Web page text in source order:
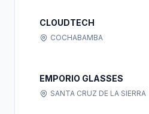
CLOUDTECH
COCHABAMBA
EMPORIO GLASSES
SANTA CRUZ DE LA SIERRA